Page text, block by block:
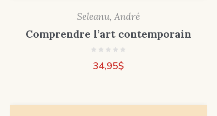
Seleanu, André
Comprendre l’art contemporain
34,95$